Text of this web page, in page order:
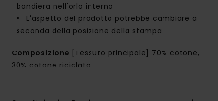
bandiera nell'orlo interno
L'aspetto del prodotto potrebbe cambiare a
seconda della posizione della stampa
Composizione
[Tessuto principale] 70% cotone,
30% cotone riciclato